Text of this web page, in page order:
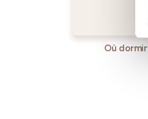
Où dormir